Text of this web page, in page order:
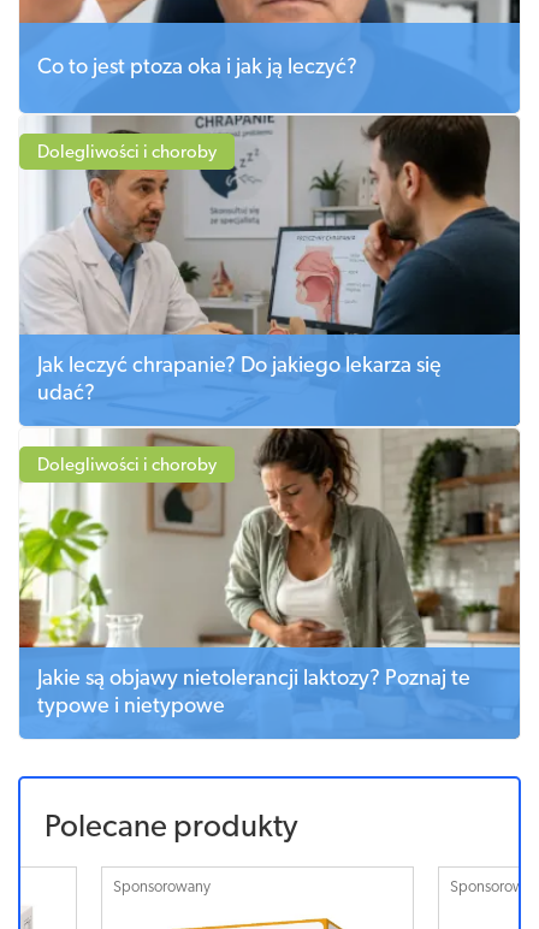
Co to jest ptoza oka i jak ją leczyć?
Dolegliwości i choroby
Jak leczyć chrapanie? Do jakiego lekarza się
udać?
Dolegliwości i choroby
Jakie są objawy nietolerancji laktozy? Poznaj te
typowe i nietypowe
Polecane produkty
Sponsorowany